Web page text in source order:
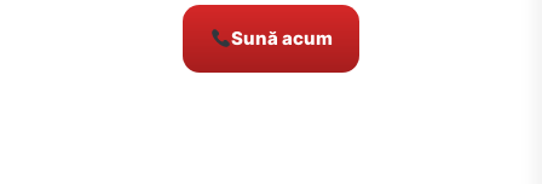
Sună acum